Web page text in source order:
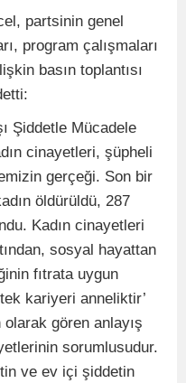
partsinin genel
program çalışmaları
basın toplantısı
Şiddetle Mücadele
cinayetleri, şüpheli
gerçeği. Son bir
öldürüldü, 287
Kadın cinayetleri
sosyal hayattan
fıtrata uygun
tek kariyeri anneliktir’
olarak gören anlayış
sorumlusudur.
ve ev içi şiddetin